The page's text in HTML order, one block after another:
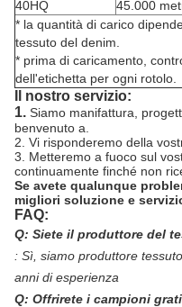
40HQ 45.000
* la quantità di carico
tessuto del denim.
* prima di caricamento,
dell'etichetta per ogni rotolo.
Il nostro servizio:
1. Siamo manifattura,
benvenuto a.
2. Vi risponderemo della
3. Metteremo a fuoco sul
continuamente finché non
Se avete qualunque
migliori soluzione e
FAQ:
Q: Siete il produttore del
: Sì, siamo produttore
anni di esperienza
Q: Offrirete i campioni